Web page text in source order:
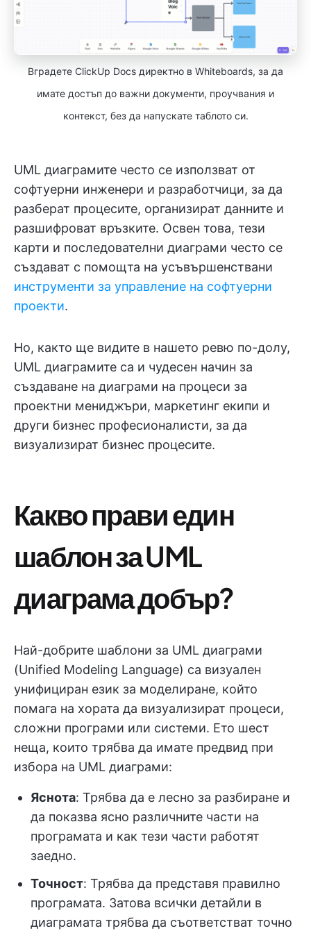
Вградете ClickUp Docs директно в Whiteboards, за да
имате достъп до важни документи, проучвания и
контекст, без да напускате таблото си.
UML диаграмите често се използват от
софтуерни инженери и разработчици, за да
разберат процесите, организират данните и
разшифроват връзките. Освен това, тези
карти и последователни диаграми често се
създават с помощта на усъвършенствани
инструменти за управление на софтуерни
проекти.
Но, както ще видите в нашето ревю по-долу,
UML диаграмите са и чудесен начин за
създаване на диаграми на процеси за
проектни мениджъри, маркетинг екипи и
други бизнес професионалисти, за да
визуализират бизнес процесите.
Какво прави един
шаблон за UML
диаграма добър?
Най-добрите шаблони за UML диаграми
(Unified Modeling Language) са визуален
унифициран език за моделиране, който
помага на хората да визуализират процеси,
сложни програми или системи. Ето шест
неща, които трябва да имате предвид при
избора на UML диаграми:
Яснота: Трябва да е лесно за разбиране и
да показва ясно различните части на
програмата и как тези части работят
заедно.
Точност: Трябва да представя правилно
програмата. Затова всички детайли в
диаграмата трябва да съответстват точно